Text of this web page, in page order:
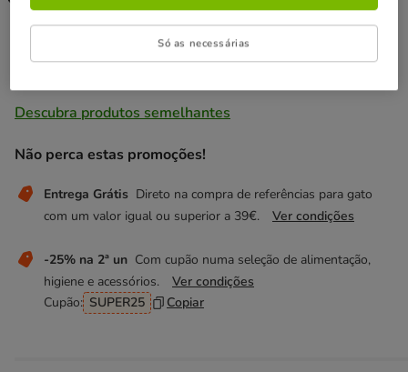
Não perca estas promoções!
Entrega Grátis Direto na compra de referências para gato
com um valor igual ou superior a 39€.
Ver condições
-25% na 2ª un Com cupão numa seleção de alimentação,
higiene e acessórios.
Ver condições
Cupão: SUPER25 Copiar
Descubra produtos semelhantes
Só as necessárias